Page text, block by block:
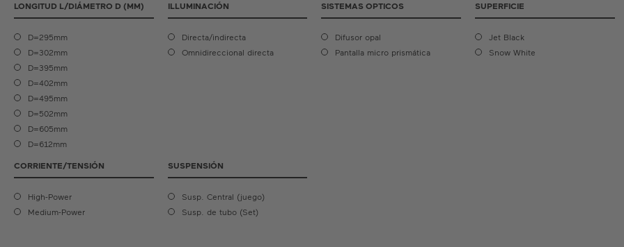
LONGITUD L/DIÁMETRO D (MM)
D=295mm
D=302mm
D=395mm
D=402mm
D=495mm
D=502mm
D=605mm
D=612mm
ILLUMINACIÓN
Directa/indirecta
Omnidireccional directa
SISTEMAS OPTICOS
Difusor opal
Pantalla micro prismática
SUPERFICIE
Jet Black
Snow White
CORRIENTE/TENSIÓN
High-Power
Medium-Power
SUSPENSIÓN
Susp. Central (juego)
Susp. de tubo (Set)